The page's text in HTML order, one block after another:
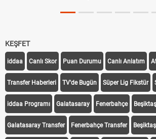
KEŞFET
iddaa Canlı Skor Puan Durumu Canlı Anlatım
Transfer Haberleri TV'de Bugün Süper Lig Fikstür
iddaa Programı Galatasaray Fenerbahçe Beşiktaş
Galatasaray Transfer Fenerbahçe Transfer